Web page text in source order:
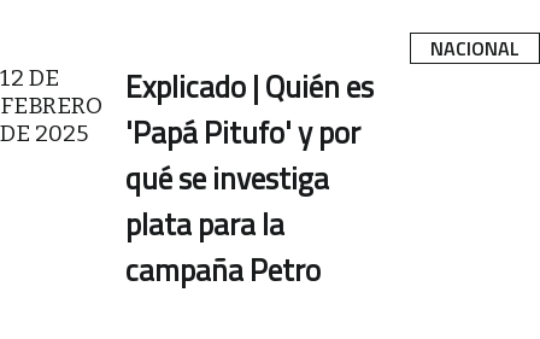
NACIONAL
12 DE
FEBRERO
DE 2025
Explicado | Quién es
'Papá Pitufo' y por
qué se investiga
plata para la
campaña Petro